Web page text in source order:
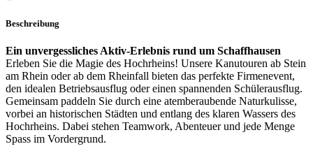
Beschreibung
Ein unvergessliches Aktiv-Erlebnis rund um Schaffhausen
Erleben Sie die Magie des Hochrheins! Unsere Kanutouren ab Stein
am Rhein oder ab dem Rheinfall bieten das perfekte Firmenevent,
den idealen Betriebsausflug oder einen spannenden Schülerausflug.
Gemeinsam paddeln Sie durch eine atemberaubende Naturkulisse,
vorbei an historischen Städten und entlang des klaren Wassers des
Hochrheins. Dabei stehen Teamwork, Abenteuer und jede Menge
Spass im Vordergrund.